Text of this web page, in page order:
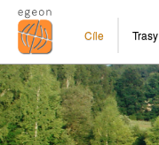
Cíle Trasy